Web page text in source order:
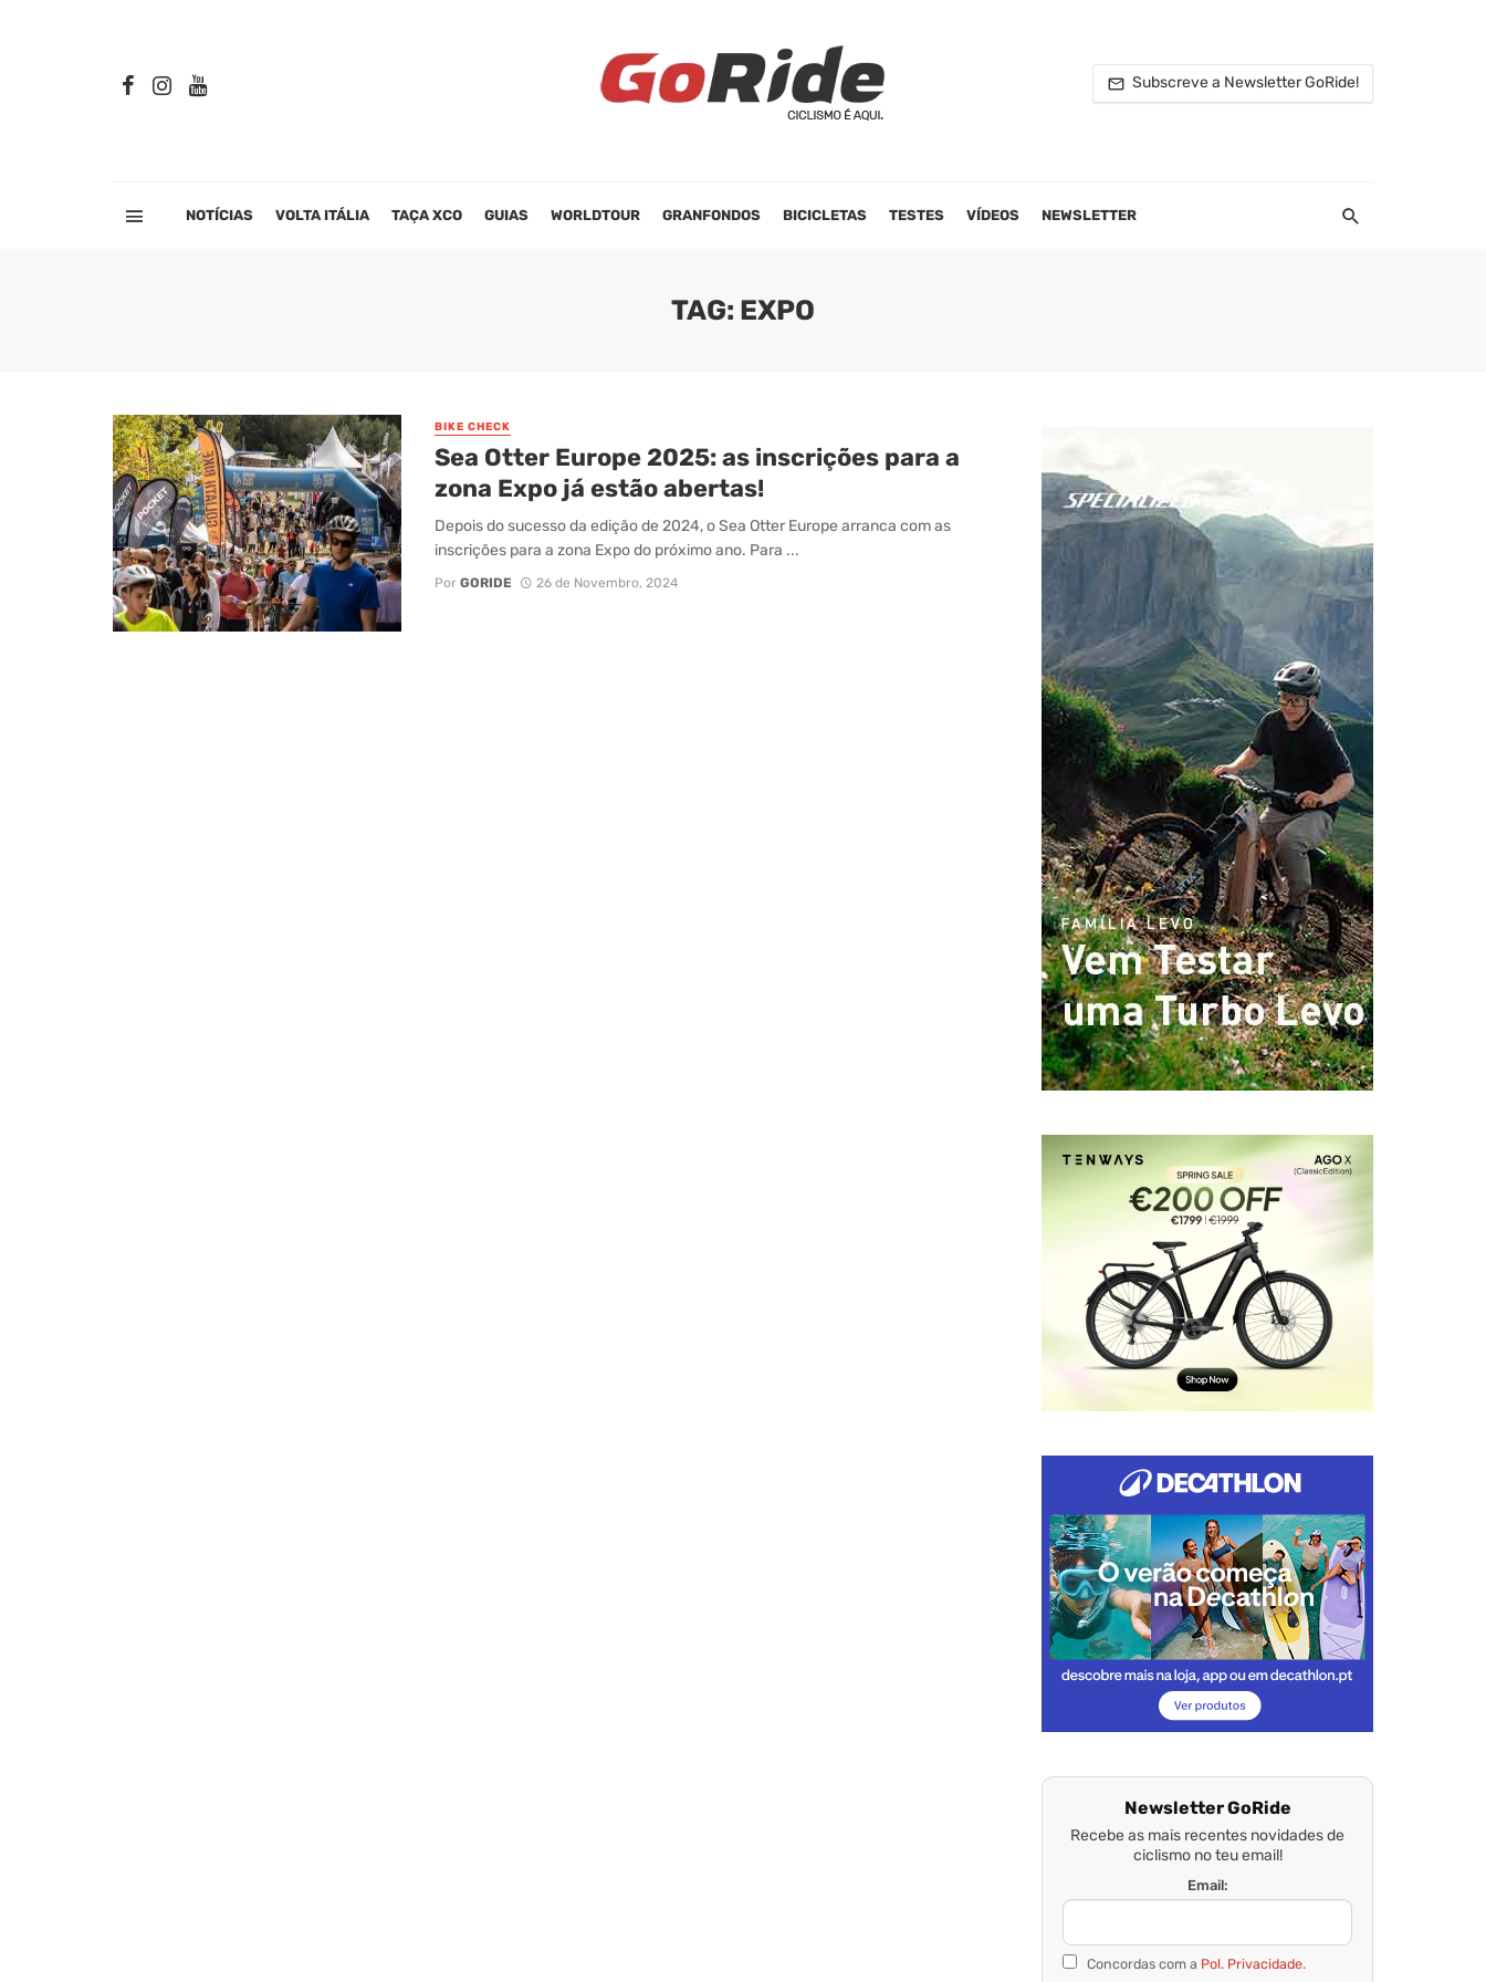
Subscreve a Newsletter GoRide!
NOTÍCIAS VOLTA ITÁLIA TAÇA XCO GUIAS WORLDTOUR GRANFONDOS BICICLETAS TESTES VÍDEOS NEWSLETTER
TAG: EXPO
BIKE CHECK
Sea Otter Europe 2025: as inscrições para a
zona Expo já estão abertas!
Depois do sucesso da edição de 2024, o Sea Otter Europe arranca com as
inscrições para a zona Expo do próximo ano. Para ...
Por GORIDE 26 de Novembro, 2024
Newsletter GoRide
Recebe as mais recentes novidades de
ciclismo no teu email!
Email:
Concordas com a Pol. Privacidade.